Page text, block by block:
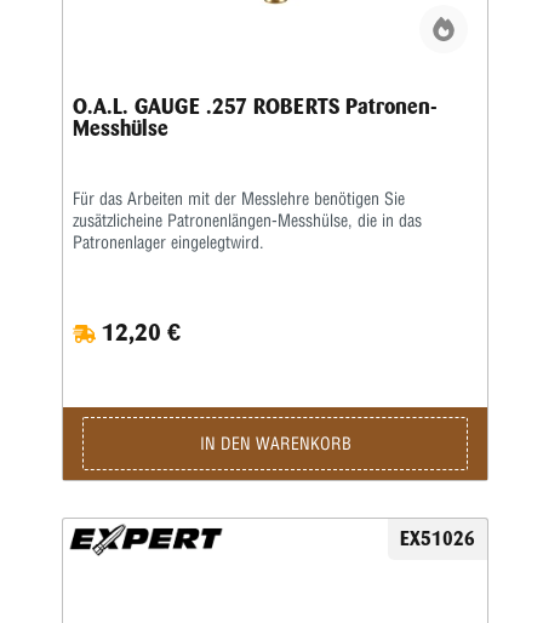
O.A.L. GAUGE .257 ROBERTS Patronen-
Messhülse
Für das Arbeiten mit der Messlehre benötigen Sie
zusätzlicheine Patronenlängen-Messhülse, die in das
Patronenlager eingelegtwird.
12,20 €
IN DEN WARENKORB
EX51026